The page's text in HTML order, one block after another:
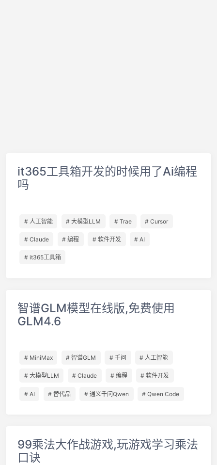
it365工具箱开发的时候用了Ai编程
吗
# 人工智能 # 大模型LLM # Trae # Cursor
# Claude # 编程 # 软件开发 # AI
# it365工具箱
智谱GLM模型在线版,免费使用
GLM4.6
# MiniMax # 智谱GLM # 千问 # 人工智能
# 大模型LLM # Claude # 编程 # 软件开发
# AI # 替代品 # 通义千问Qwen # Qwen Code
99乘法大作战游戏,玩游戏学习乘法
口诀